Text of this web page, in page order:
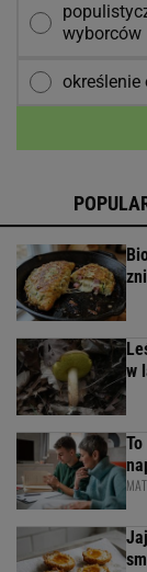
wyborców
określenie
w